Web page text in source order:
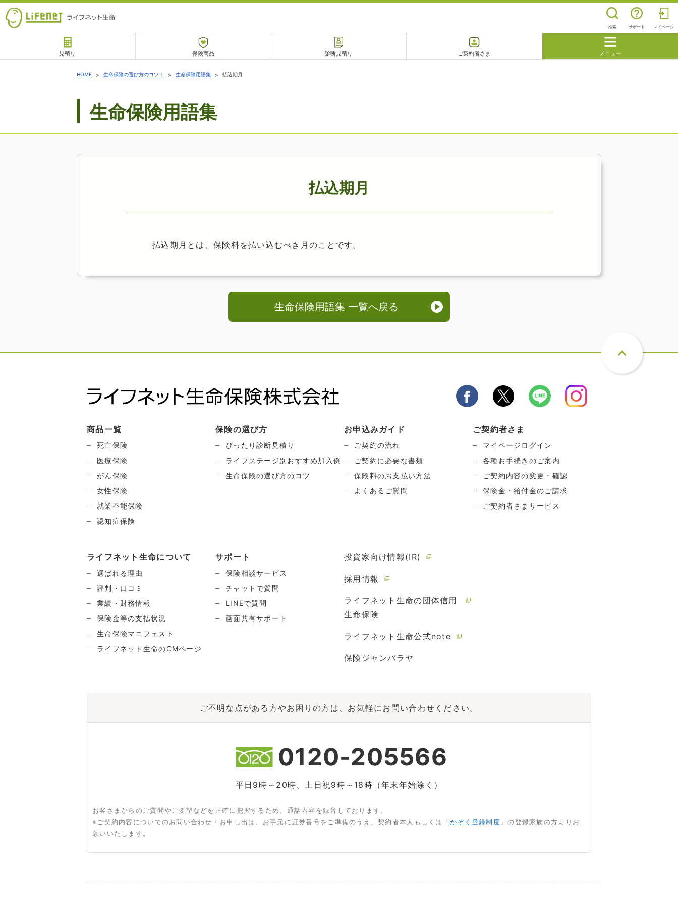
検索 サポート マイページ
見積り 保険商品 診断見積り ご契約者さま メニュー
チャットサポート
HOME 生命保険の選び方のコツ！ 生命保険用語集 払込期月
生命保険用語集
払込期月
払込期月とは、保険料を払い込むべき月のことです。
生命保険用語集 一覧へ戻る
商品一覧
死亡保険
医療保険
がん保険
女性保険
就業不能保険
認知症保険
保険の選び方
ぴったり診断見積り
ライフステージ別おすすめ加入例
生命保険の選び方のコツ
お申込みガイド
ご契約の流れ
ご契約に必要な書類
保険料のお支払い方法
よくあるご質問
ご契約者さま
マイページログイン
各種お手続きのご案内
ご契約内容の変更・確認
保険金・給付金のご請求
ご契約者さまサービス
ライフネット生命について
選ばれる理由
評判・口コミ
業績・財務情報
保険金等の支払状況
生命保険マニフェスト
ライフネット生命のCMページ
サポート
保険相談サービス
チャットで質問
LINEで質問
画面共有サポート
投資家向け情報(IR)
採用情報
ライフネット生命の団体信用
生命保険
ライフネット生命公式note
保険ジャンバラヤ
ご不明な点がある方やお困りの方は、お気軽にお問い合わせください。
0120-205566
平日9時～20時、土日祝9時～18時（年末年始除く）
お客さまからのご質問やご要望などを正確に把握するため、通話内容を録音しております。
※ご契約内容についてのお問い合わせ・お申し出は、お手元に証券番号をご準備のうえ、契約者本人もしくは「かぞく登録制度 」の登録家族の方よりお
願いいたします。